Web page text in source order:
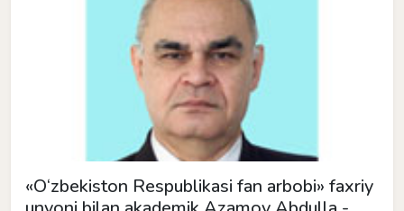
«O‘zbekiston Respublikasi fan arbobi» faxriy